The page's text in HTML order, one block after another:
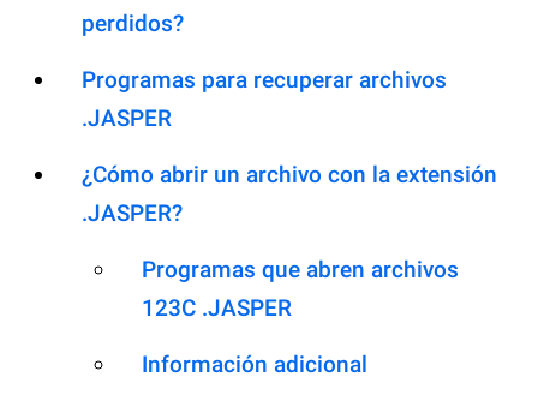
perdidos?
Programas para recuperar archivos
.JASPER
¿Cómo abrir un archivo con la extensión
.JASPER?
Programas que abren archivos
123C .JASPER
Información adicional